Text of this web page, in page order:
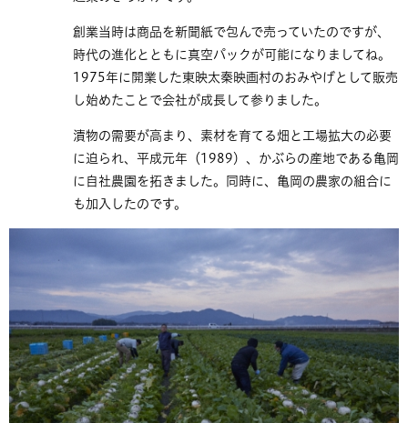
創業当時は商品を新聞紙で包んで売っていたのですが、
時代の進化とともに真空パックが可能になりましてね。
1975年に開業した東映太秦映画村のおみやげとして販売
し始めたことで会社が成長して参りました。
漬物の需要が高まり、素材を育てる畑と工場拡大の必要
に迫られ、平成元年（1989）、かぶらの産地である亀岡
に自社農園を拓きました。同時に、亀岡の農家の組合に
も加入したのです。